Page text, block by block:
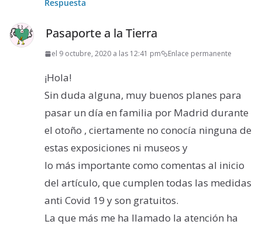
Respuesta
Pasaporte a la Tierra
el 9 octubre, 2020 a las 12:41 pm Enlace permanente
¡Hola!
Sin duda alguna, muy buenos planes para
pasar un día en familia por Madrid durante
el otoño , ciertamente no conocía ninguna de
estas exposiciones ni museos y
lo más importante como comentas al inicio
del artículo, que cumplen todas las medidas
anti Covid 19 y son gratuitos.
La que más me ha llamado la atención ha